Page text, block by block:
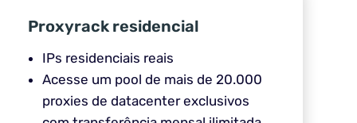
Proxyrack residencial
IPs residenciais reais
Acesse um pool de mais de 20.000
proxies de datacenter exclusivos